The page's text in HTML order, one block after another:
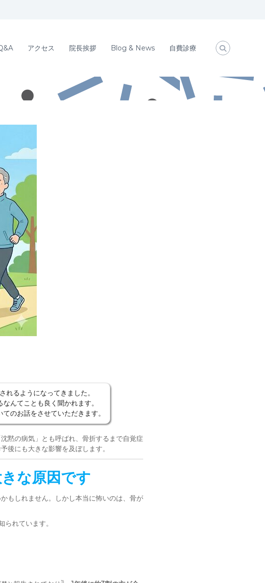
アクセス 院長挨拶 Blog & News 自費診療
るようになってきました。
んてことも良く聞かれます。
のお話をさせていただきます。
黙の病気」とも呼ばれ、骨折するまで自覚症
後にも大きな影響を及ぼします。
な原因です
もしれません。しかし本当に怖いのは、骨が
れています。